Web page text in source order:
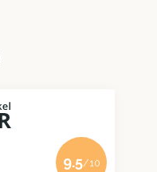
9.5/10